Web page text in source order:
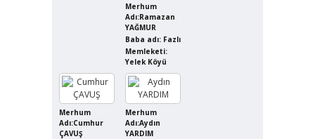
Merhum
Adı:Ramazan
YAĞMUR
Baba adı: Fazlı
Memleketi:
Yelek Köyü
Merhum
Adı:Cumhur
ÇAVUŞ
Merhum
Adı:Aydın
YARDIM